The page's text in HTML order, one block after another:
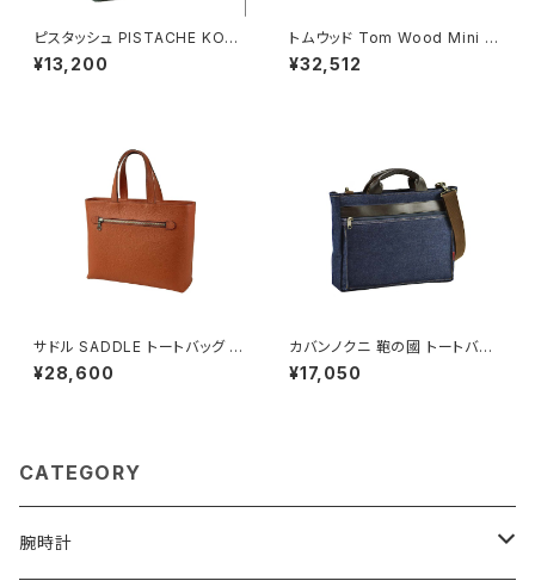
ピスタッシュ PISTACHE KON
BU ミニショルダーバッグ 撥水
軽量 A5対応 斜めがけ 33796
¥13,200
トムウッド Tom Wood Mini C
ushion リング 100771-52 シ
ルバー
¥32,512
サドル SADDLE トートバッグ ミ
ニトート 牛革 本革 日本製 姫路
産 自立 53447-17h メンズ レ
¥28,600
カバンノクニ 鞄の國 トートバッ
グ ショルダーバッグ 2way 井原
デニム 26725-3h メンズ ネイ
¥17,050
CATEGORY
腕時計